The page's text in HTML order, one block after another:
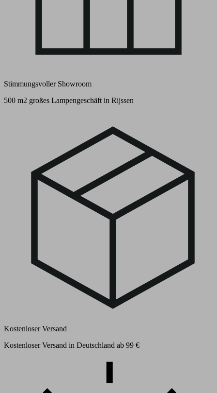
Stimmungsvoller Showroom
500 m2 großes Lampengeschäft in Rijssen
Kostenloser Versand
Kostenloser Versand in Deutschland ab 99 €